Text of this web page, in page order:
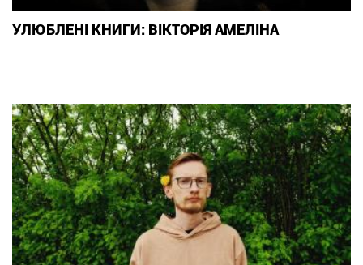
УЛЮБЛЕНІ КНИГИ: ВІКТОРІЯ АМЕЛІНА